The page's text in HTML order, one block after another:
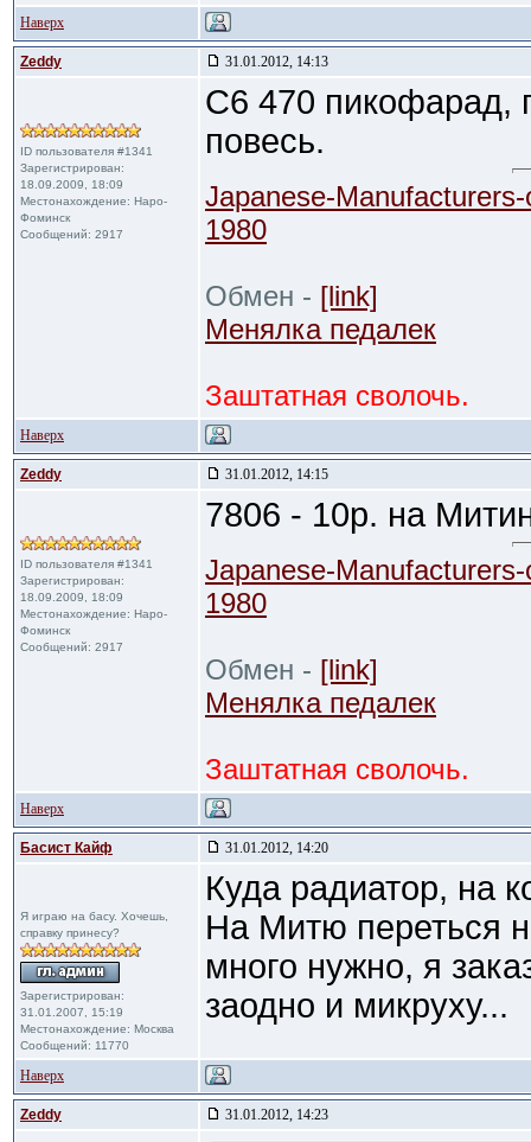
Наверх
Zeddy 31.01.2012, 14:13
ID пользователя #1341
Зарегистрирован:
18.09.2009, 18:09
Местонахождение: Наро-
Фоминск
Сообщений: 2917
C6 470 пикофарад,
повесь.
Japanese-
1980
Обмен - [link]
Менялка педалек
Заштатная сволочь.
Наверх
Zeddy 31.01.2012, 14:15
ID пользователя #1341
Зарегистрирован:
18.09.2009, 18:09
Местонахождение: Наро-
Фоминск
Сообщений: 2917
7806 - 10р. на
Japanese-
1980
Обмен - [link]
Менялка педалек
Заштатная сволочь.
Наверх
Басист Кайф 31.01.2012, 14:20
Я играю на басу. Хочешь,
справку принесу?
Зарегистрирован:
31.01.2007, 15:19
Местонахождение: Москва
Сообщений: 11770
Куда радиатор, на
На Митю переться
много нужно, я
заодно и микруху...
Наверх
Zeddy 31.01.2012, 14:23